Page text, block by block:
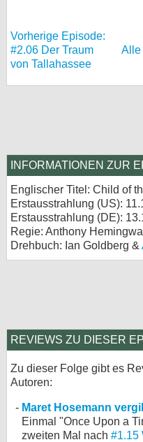
Vorherige Episode:
#2.06 Der Traum
von Tallahassee
Alle
INFORMATIONEN ZUR
Englischer Titel: Child of
Erstausstrahlung (US):
Erstausstrahlung (DE):
Regie: Anthony
Drehbuch: Ian Goldberg &
REVIEWS ZU DIESER
Zu dieser Folge gibt es
Autoren:
Maret Hosemann
Einmal "Once Upon a
zweiten Mal nach #1.15